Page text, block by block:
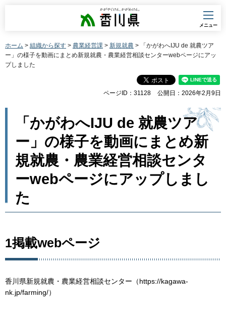
香川県
メニュー
ホーム > 組織から探す > 農業経営課 > 新規就農 > 「かがわへIJU de 就農ツア
ー」の様子を動画にまとめ新規就農・農業経営相談センターwebページにアッ
プしました
ページID：31128 公開日：2026年2月9日
「かがわへIJU de 就農ツア
ー」の様子を動画にまとめ新
規就農・農業経営相談センタ
ーwebページにアップしまし
た
1掲載webページ
香川県新規就農・農業経営相談センター（https://kagawa-
nk.jp/farming/）